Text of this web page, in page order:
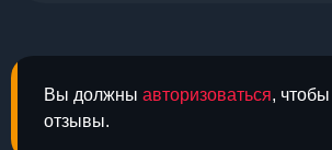
Вы должны авторизоваться,
отзывы.